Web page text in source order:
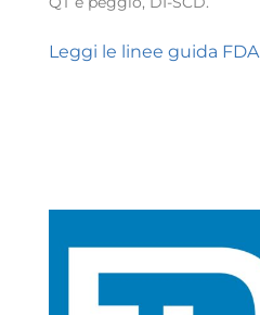
Leggi le linee guida FDA